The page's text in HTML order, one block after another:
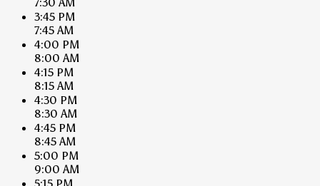
3:45 PM
7:45 AM
4:00 PM
8:00 AM
4:15 PM
8:15 AM
4:30 PM
8:30 AM
4:45 PM
8:45 AM
5:00 PM
9:00 AM
5:15 PM